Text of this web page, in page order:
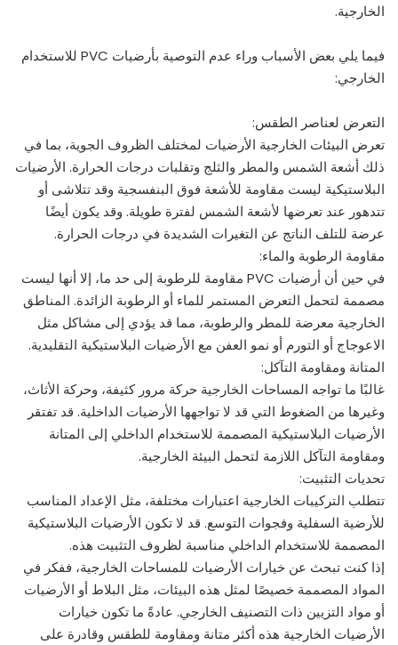
الخارجية.
فيما يلي بعض الأسباب وراء عدم التوصية بأرضيات PVC للاستخدام
الخارجي:
التعرض لعناصر الطقس:
تعرض البيئات الخارجية الأرضيات لمختلف الظروف الجوية، بما في
ذلك أشعة الشمس والمطر والثلج وتقلبات درجات الحرارة. الأرضيات
البلاستيكية ليست مقاومة للأشعة فوق البنفسجية وقد تتلاشى أو
تتدهور عند تعرضها لأشعة الشمس لفترة طويلة. وقد يكون أيضًا
عرضة للتلف الناتج عن التغيرات الشديدة في درجات الحرارة.
مقاومة الرطوبة والماء:
في حين أن أرضيات PVC مقاومة للرطوبة إلى حد ما، إلا أنها ليست
مصممة لتحمل التعرض المستمر للماء أو الرطوبة الزائدة. المناطق
الخارجية معرضة للمطر والرطوبة، مما قد يؤدي إلى مشاكل مثل
الاعوجاج أو التورم أو نمو العفن مع الأرضيات البلاستيكية التقليدية.
المتانة ومقاومة التآكل:
غالبًا ما تواجه المساحات الخارجية حركة مرور كثيفة، وحركة الأثاث،
وغيرها من الضغوط التي قد لا تواجهها الأرضيات الداخلية. قد تفتقر
الأرضيات البلاستيكية المصممة للاستخدام الداخلي إلى المتانة
ومقاومة التآكل اللازمة لتحمل البيئة الخارجية.
تحديات التثبيت:
تتطلب التركيبات الخارجية اعتبارات مختلفة، مثل الإعداد المناسب
للأرضية السفلية وفجوات التوسع. قد لا تكون الأرضيات البلاستيكية
المصممة للاستخدام الداخلي مناسبة لظروف التثبيت هذه.
إذا كنت تبحث عن خيارات الأرضيات للمساحات الخارجية، ففكر في
المواد المصممة خصيصًا لمثل هذه البيئات، مثل البلاط أو الأرضيات
أو مواد التزيين ذات التصنيف الخارجي. عادةً ما تكون خيارات
الأرضيات الخارجية هذه أكثر متانة ومقاومة للطقس وقادرة على